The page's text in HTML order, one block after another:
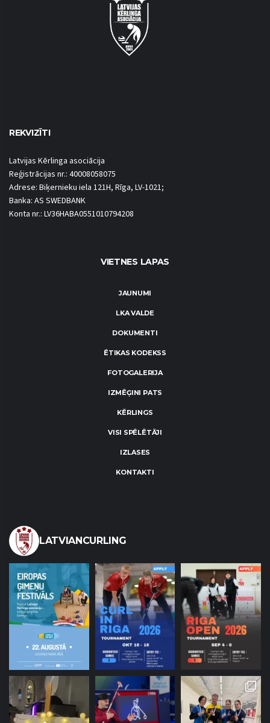
REKVIZĪTI
Latvijas Kērlinga asociācija
Reģistrācijas nr.: 40008058075
Adrese: Biķernieku iela 121H, Rīga, LV-1021;
Banka: AS SWEDBANK
Konta nr.: LV36HABA0551010794208
VIETNES LAPAS
JAUNUMI
LKA VALDE
DOKUMENTI
ĒTIKAS KODEKSS
FOTOGALERIJA
IZMĒĢINI PATS
KĒRLINGS
VISI SPĒLĒTĀJI
IZLASES
KONTAKTI
LATVIANCURLING